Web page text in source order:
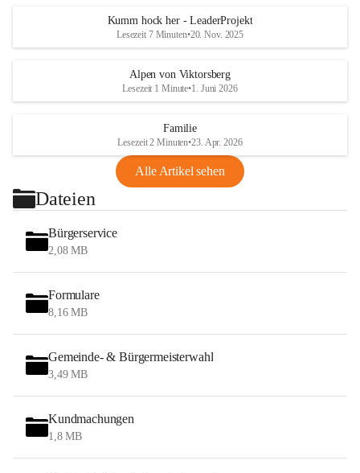
Kumm hock her - LeaderProjekt
Lesezeit 7 Minuten•20. Nov. 2025
Alpen von Viktorsberg
Lesezeit 1 Minute•1. Juni 2026
Familie
Lesezeit 2 Minuten•23. Apr. 2026
Alle Artikel sehen
Dateien
Bürgerservice
2,08 MB
Formulare
8,16 MB
Gemeinde- & Bürgermeisterwahl
3,49 MB
Kundmachungen
1,8 MB